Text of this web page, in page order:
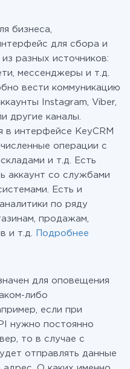
Подробнее
бизнеса,
для сбора и
разных источников:
мессенджеры и т.д.
вести коммуникацию
Instagram, Viber,
другие каналы.
в интерфейсе KeyCRM
операции с
и т.д. Есть
аккаунт со службами
Есть и
по ряду
продажам,
и т.д.
Подробнее
для оповещения
либо
если при
нужно постоянно
то в случае с
отправлять данные